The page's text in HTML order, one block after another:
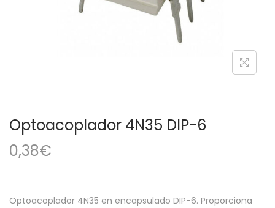
a
i
Optoacoplador 4N35 DIP-6
0,38€
Optoacoplador 4N35 en encapsulado DIP-6. Proporciona